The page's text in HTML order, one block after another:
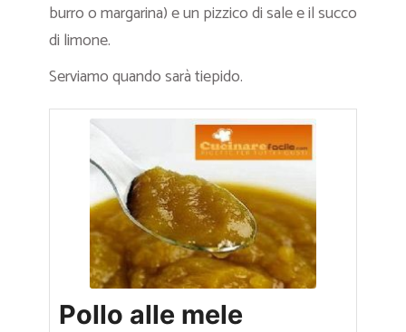
burro o margarina) e un pizzico di sale e il succo
di limone.
Serviamo quando sarà tiepido.
Pollo alle mele